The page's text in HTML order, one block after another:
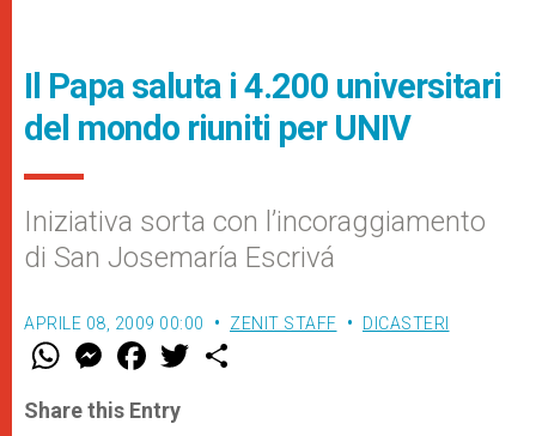
Il Papa saluta i 4.200 universitari
del mondo riuniti per UNIV
Iniziativa sorta con l’incoraggiamento
di San Josemaría Escrivá
APRILE 08, 2009 00:00 ZENIT STAFF DICASTERI
W
t
s
M
e
s
e
F
a
e
b
w
Share this Entry